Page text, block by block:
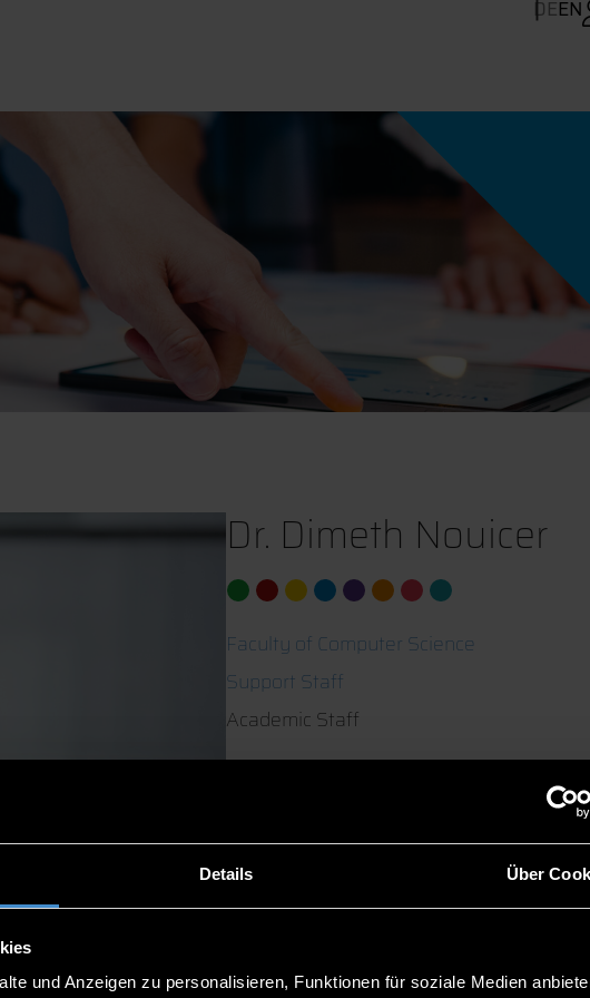
Details Über
und Anzeigen zu personalisieren, Funktionen für soziale Medien
DEEN
Dr. Dimeth Nouicer
Faculty of Computer Science
Support Staff
Academic Staff